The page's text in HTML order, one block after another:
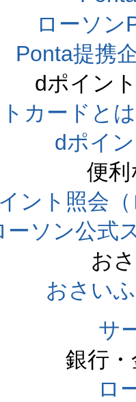
ローソン
Ponta提携
dポイン
カードと
dポイ
便
ント照会
ーソン公式
お
おさい
サ
銀行
ロ